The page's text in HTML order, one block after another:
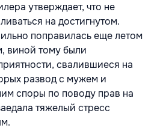
утверждает, что не
на достигнутом.
поправилась еще летом
виной тому были
свалившиеся на
развод с мужем и
споры по поводу прав на
тяжелый стресс